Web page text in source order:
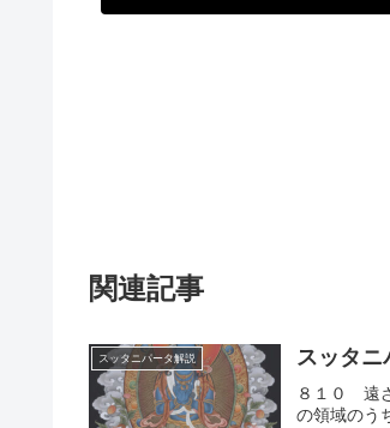
関連記事
スッタニパータ解説 スッタ
８１０ 遠
の領域のう